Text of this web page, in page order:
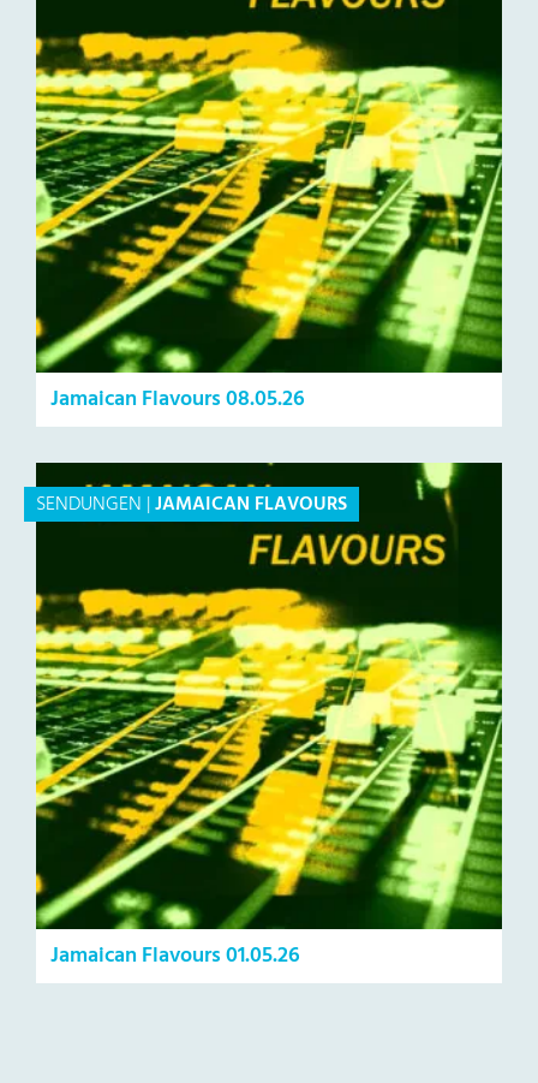
Jamaican Flavours 08.05.26
SENDUNGEN |JAMAICAN FLAVOURS
Jamaican Flavours 01.05.26